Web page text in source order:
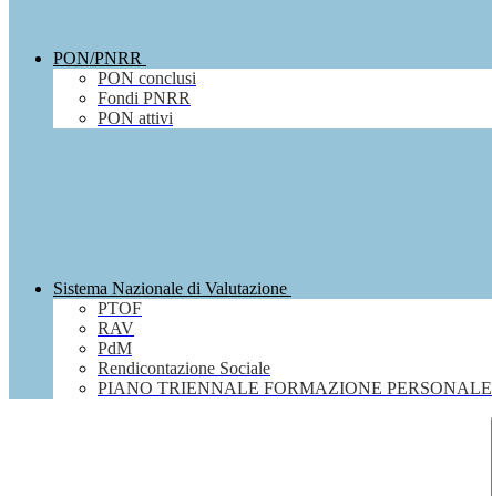
PON/PNRR
PON conclusi
Fondi PNRR
PON attivi
Sistema Nazionale di Valutazione
PTOF
RAV
PdM
Rendicontazione Sociale
PIANO TRIENNALE FORMAZIONE PERSONALE